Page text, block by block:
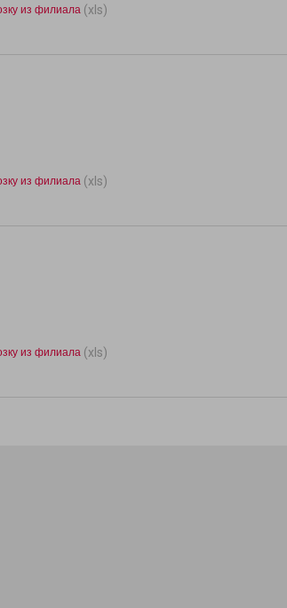
из филиала (xls)
из филиала (xls)
из филиала (xls)